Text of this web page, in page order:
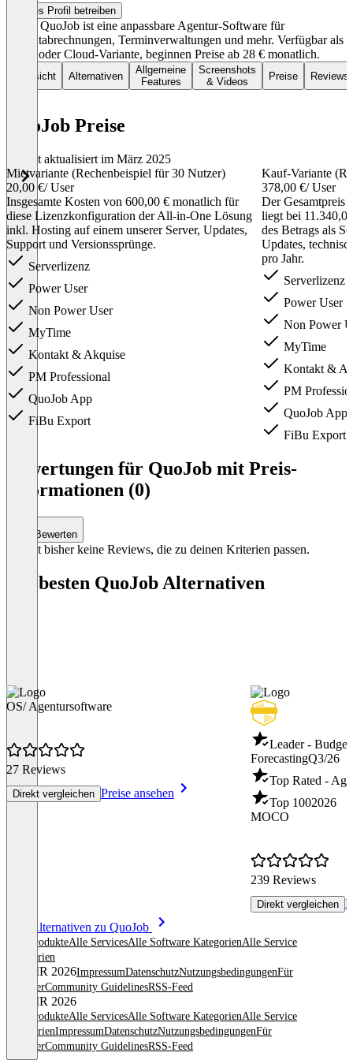
Dieses Profil betreiben
Fortes QuoJob ist eine anpassbare Agentur-Software für
Projektabrechnungen, Terminverwaltungen und mehr. Verfügbar als
Kauf- oder Cloud-Variante, beginnen Preise ab 28 € monatlich.
Übersicht Alternativen
Allgemeine
Features
Screenshots
& Videos
Preise Reviews
QuoJob Preise
Zuletzt aktualisiert im März 2025
Mietvariante (Rechenbeispiel für 30 Nutzer)
20,00 €/ User
Insgesamte Kosten von 600,00 € monatlich für
diese Lizenzkonfiguration der All-in-One Lösung
inkl. Hosting auf einem unserer Server, Updates,
Support und Versionssprünge.
Serverlizenz
Power User
Non Power User
MyTime
Kontakt & Akquise
PM Professional
QuoJob App
FiBu Export
Kauf-Variante
378,00 €/ User
Der Gesamtpreis
liegt bei
des Betrags als
Updates,
pro Jahr.
Serverlizenz
Power User
Non Power
MyTime
Kontakt &
PM
QuoJob App
FiBu Export
Bewertungen für QuoJob mit Preis-
Informationen (0)
Bewerten
Es gibt bisher keine Reviews, die zu deinen Kriterien passen.
Die besten QuoJob Alternativen
OS/ Agentursoftware
27 Reviews
Direkt vergleichen Preise ansehen
Leader -
ForecastingQ3/26
Top Rated -
Top 1002026
MOCO
239 Reviews
Direkt vergleichen
Alle Alternativen zu QuoJob
Alle ProdukteAlle ServicesAlle Software KategorienAlle Service
Kategorien
© OMR 2026ImpressumDatenschutzNutzungsbedingungenFür
AnbieterCommunity GuidelinesRSS-Feed
© OMR 2026
Alle ProdukteAlle ServicesAlle Software KategorienAlle Service
KategorienImpressumDatenschutzNutzungsbedingungenFür
AnbieterCommunity GuidelinesRSS-Feed